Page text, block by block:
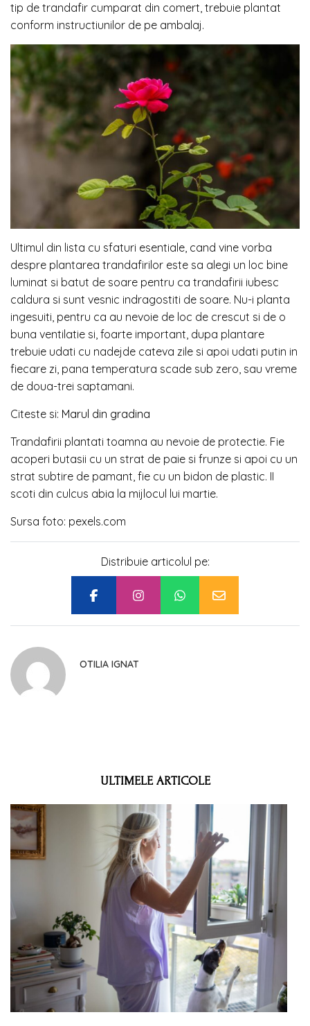
tip de trandafir cumparat din comert, trebuie plantat
conform instructiunilor de pe ambalaj.
Ultimul din lista cu sfaturi esentiale, cand vine vorba
despre plantarea trandafirilor este sa alegi un loc bine
luminat si batut de soare pentru ca trandafirii iubesc
caldura si sunt vesnic indragostiti de soare. Nu-i planta
ingesuiti, pentru ca au nevoie de loc de crescut si de o
buna ventilatie si, foarte important, dupa plantare
trebuie udati cu nadejde cateva zile si apoi udati putin in
fiecare zi, pana temperatura scade sub zero, sau vreme
de doua-trei saptamani.
Citeste si: Marul din gradina
Trandafirii plantati toamna au nevoie de protectie. Fie
acoperi butasii cu un strat de paie si frunze si apoi cu un
strat subtire de pamant, fie cu un bidon de plastic. II
scoti din culcus abia la mijlocul lui martie.
Sursa foto: pexels.com
Distribuie articolul pe:
OTILIA IGNAT
ULTIMELE ARTICOLE